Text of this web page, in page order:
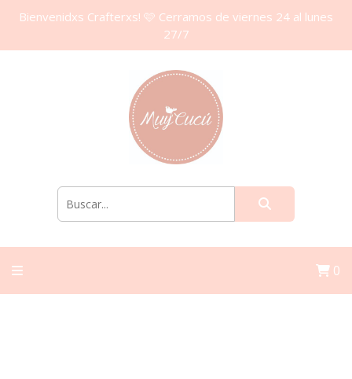
Bienvenidxs Crafterxs! 🩷 Cerramos de viernes 24 al lunes
27/7
0